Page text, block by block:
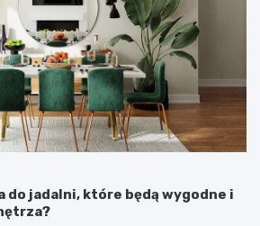
do jadalni, które będą wygodne i